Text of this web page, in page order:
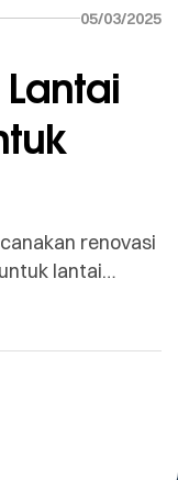
05/03/2025
renovasi
lantai
tahan dan